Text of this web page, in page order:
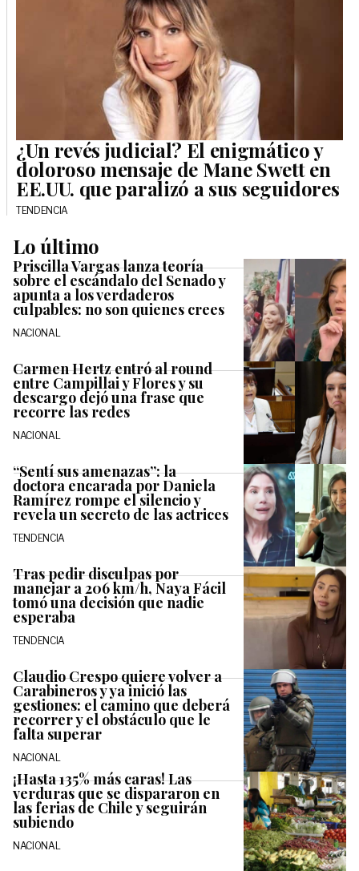
¿Un revés judicial? El enigmático y
doloroso mensaje de Mane Swett en
EE.UU. que paralizó a sus seguidores
TENDENCIA
Lo último
Priscilla Vargas lanza teoría
sobre el escándalo del Senado y
apunta a los verdaderos
culpables: no son quienes crees
NACIONAL
Carmen Hertz entró al round
entre Campillai y Flores y su
descargo dejó una frase que
recorre las redes
NACIONAL
“Sentí sus amenazas”: la
doctora encarada por Daniela
Ramírez rompe el silencio y
revela un secreto de las actrices
TENDENCIA
Tras pedir disculpas por
manejar a 206 km/h, Naya Fácil
tomó una decisión que nadie
esperaba
TENDENCIA
Claudio Crespo quiere volver a
Carabineros y ya inició las
gestiones: el camino que deberá
recorrer y el obstáculo que le
falta superar
NACIONAL
¡Hasta 135% más caras! Las
verduras que se dispararon en
las ferias de Chile y seguirán
subiendo
NACIONAL